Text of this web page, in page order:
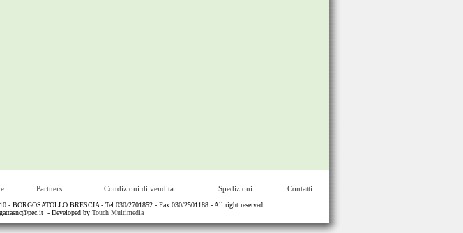
Partners Condizioni di vendita Spedizioni Contatti
BORGOSATOLLO BRESCIA - Tel 030/2701852 - Fax 030/2501188 - All right reserved
gattasnc@pec.it - Developed by Touch Multimedia